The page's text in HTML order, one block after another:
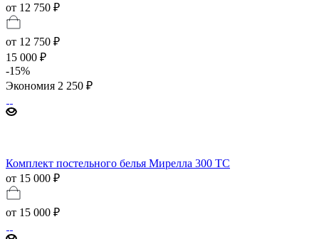
от 12 750 ₽
от 12 750 ₽
15 000 ₽
-15%
Экономия 2 250 ₽
Комплект постельного белья Мирелла 300 TC
от 15 000 ₽
от 15 000 ₽